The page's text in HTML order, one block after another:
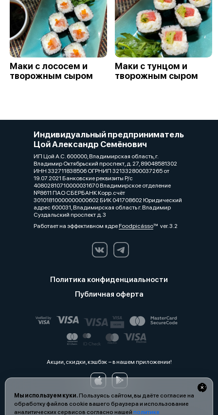
Мы используем куки.Пользуясь сайтом, вы даёте согласие на
обработку файлов cookie вашего браузера и использование
аналитических сервисов согласно нашей политике
Маки с лососем и
творожным сыром
Маки с тунцом и
творожным сыром
Индивидуальный предприниматель
Цой Александр Семёнович
ИП Цой А.С. 600000, Владимирская область, г.
Владимир Октябрьский проспект, д. 27, 89048581302
ИНН 332711838506 ОГРНИП 321332800037265 от
19.07.2021 Банковские реквизиты Р/с
40802810710000031670 Владимирское отделение
№8611 ПАО СБЕРБАНК Корр.счёт
30101810000000000602 БИК 041708602 Юридический
адрес 600031, Владимирская область г. Владимир
Суздальский проспект д. 3
Работает на эффективном ядреFoodpicássover. 3.2
Политика конфиденциальности
Публичная оферта
Акции, скидки, кэшбэк − в нашем приложении!